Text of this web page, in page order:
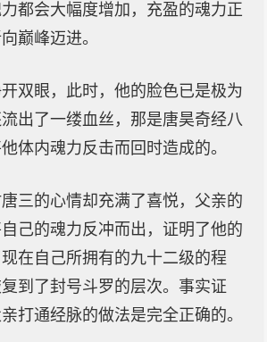
都会大幅度增加，充盈的魂力正
巅峰迈进。
双眼，此时，他的脸色已是极为
出了一缕血丝，那是唐昊奇经八
体内魂力反击而回时造成的。
三的心情却充满了喜悦，父亲的
己的魂力反冲而出，证明了他的
在自己所拥有的九十二级的程
到了封号斗罗的层次。事实证
打通经脉的做法是完全正确的。